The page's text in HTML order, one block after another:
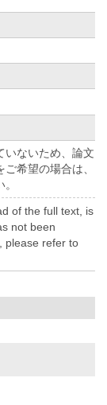
いないため、論文
希望の場合は、
of the full text, is
not been
please refer to